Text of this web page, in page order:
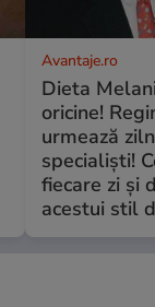
Avantaje.ro
Dieta
oricine!
urmează
specialiști!
fiecare zi și
acestui stil